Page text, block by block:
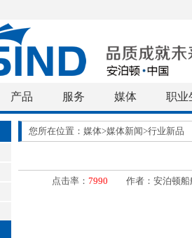
产品 服务 媒体 职业
您所在位置：媒体>媒体新闻>行业新品
点击率： 7990 作者：安泊顿船